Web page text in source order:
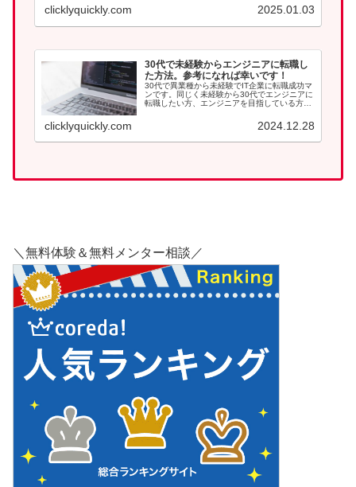
clicklyquickly.com 2025.01.03
30代で未経験からエンジニアに転職し
た方法。参考になれば幸いです！
30代で異業種から未経験でIT企業に転職成功マ
ンです。同じく未経験から30代でエンジニアに
転職したい方、エンジニアを目指している方は
clicklyquickly.com 2024.12.28
＼無料体験＆無料メンター相談／